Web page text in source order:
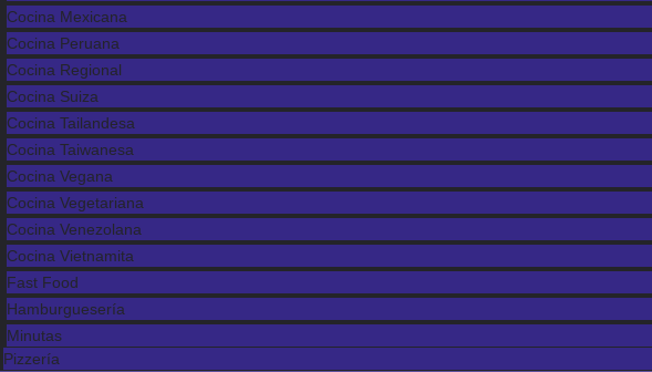
Cocina Mexicana
Cocina Peruana
Cocina Regional
Cocina Suiza
Cocina Tailandesa
Cocina Taiwanesa
Cocina Vegana
Cocina Vegetariana
Cocina Venezolana
Cocina Vietnamita
Fast Food
Hamburguesería
Minutas
Pizzería